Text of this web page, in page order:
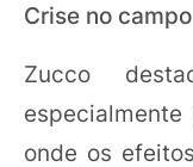
Crise no
Zucco
onde os